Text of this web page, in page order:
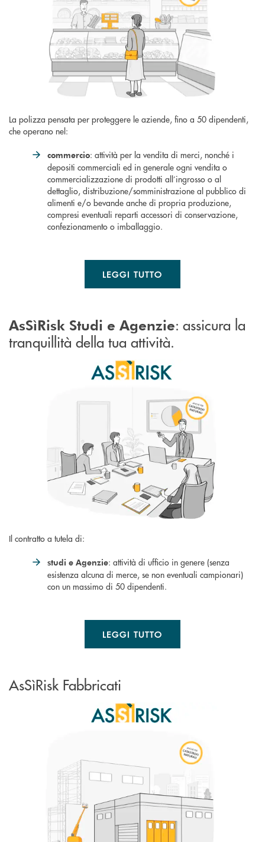
La polizza pensata per proteggere le aziende, fino a 50 dipendenti,
che operano nel:
commercio: attività per la vendita di merci, nonché i
depositi commerciali ed in generale ogni vendita o
commercializzazione di prodotti all’ingrosso o al
dettaglio, distribuzione/somministrazione al pubblico di
alimenti e/o bevande anche di propria produzione,
compresi eventuali reparti accessori di conservazione,
confezionamento o imballaggio.
LEGGI TUTTO
AsSìRisk Studi e Agenzie: assicura la
tranquillità della tua attività.
Il contratto a tutela di:
studi e Agenzie: attività di ufficio in genere (senza
esistenza alcuna di merce, se non eventuali campionari)
con un massimo di 50 dipendenti.
LEGGI TUTTO
AsSìRisk Fabbricati